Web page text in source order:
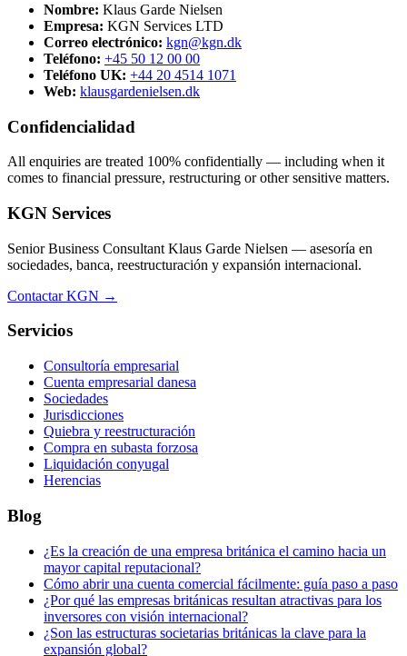
Nombre: Klaus Garde Nielsen
Empresa: KGN Services LTD
Correo electrónico: kgn@kgn.dk
Teléfono: +45 50 12 00 00
Teléfono UK: +44 20 4514 1071
Web: klausgardenielsen.dk
Confidencialidad
All enquiries are treated 100% confidentially — including when it
comes to financial pressure, restructuring or other sensitive matters.
KGN Services
Senior Business Consultant Klaus Garde Nielsen — asesoría en
sociedades, banca, reestructuración y expansión internacional.
Contactar KGN →
Servicios
Consultoría empresarial
Cuenta empresarial danesa
Sociedades
Jurisdicciones
Quiebra y reestructuración
Compra en subasta forzosa
Liquidación conyugal
Herencias
Blog
¿Es la creación de una empresa británica el camino hacia un
mayor capital reputacional?
Cómo abrir una cuenta comercial fácilmente: guía paso a paso
¿Por qué las empresas británicas resultan atractivas para los
inversores con visión internacional?
¿Son las estructuras societarias británicas la clave para la
expansión global?